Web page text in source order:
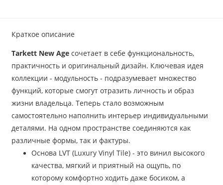
Краткое описание
Tarkett New Ageсочетает в себе функциональность,
практичность и оригинальный дизайн. Ключевая идея
коллекции - модульность - подразумевает множество
функций, которые смогут отразить личность и образ
жизни владельца. Теперь стало возможным
самостоятельно наполнить интерьер индивидуальными
деталями. На одном пространстве соединяются как
различные формы, так и фактуры.
Основа LVT (Luxury Vinyl Tile) - это винил высокого
качества, мягкий и приятный на ощупь, по
которому комфортно ходить даже босиком, а